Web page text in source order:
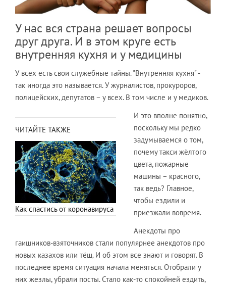
У нас вся страна решает вопросы
друг друга. И в этом круге есть
внутренняя кухня и у медицины
У всех есть свои служебные тайны. "Внутренняя кухня" -
так иногда это называется. У журналистов, прокуроров,
полицейских, депутатов – у всех. В том числе и у медиков.
ЧИТАЙТЕ ТАКЖЕ
Как спастись от коронавируса
И это вполне понятно,
поскольку мы редко
задумываемся о том,
почему такси жёлтого
цвета, пожарные
машины – красного,
так ведь? Главное,
чтобы ездили и
приезжали вовремя.
Анекдоты про
гаишников-взяточников стали популярнее анекдотов про
новых казахов или тёщ. И об этом все знают и говорят. В
последнее время ситуация начала меняться. Отобрали у
них жезлы, убрали посты. Стало как-то спокойней ездить,